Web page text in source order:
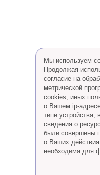
Мы используем
Продолжая
согласие на
метрической
cookies, иных
о Вашем ip-
типе
сведения о
были совершены
о Ваших
необходима для
проведения